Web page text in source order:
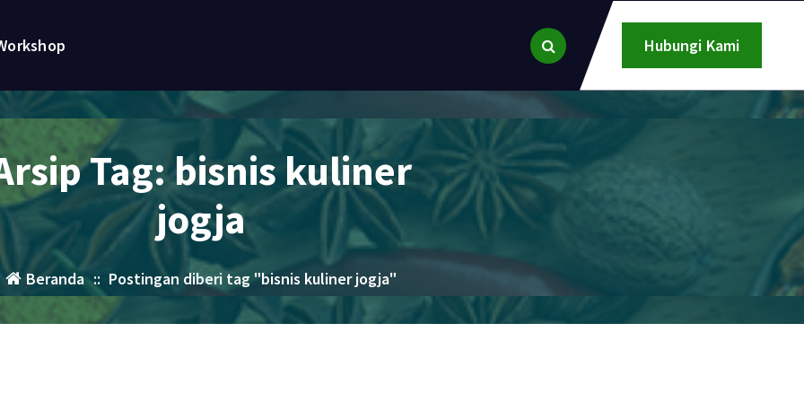
Hubungi Kami
Tag: bisnis kuliner
jogja
Beranda :: Postingan diberi tag "bisnis kuliner jogja"